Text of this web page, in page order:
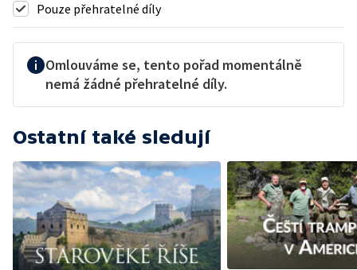
Pouze přehratelné díly
Omlouváme se, tento pořad momentálně
nemá žádné přehratelné díly.
Ostatní také sledují